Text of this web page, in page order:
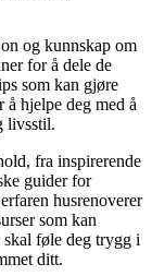
og kunnskap om
for å dele de
som kan gjøre
hjelpe deg med å
livsstil.
fra inspirerende
guider for
husrenoverer
som kan
skal føle deg trygg i
ditt.